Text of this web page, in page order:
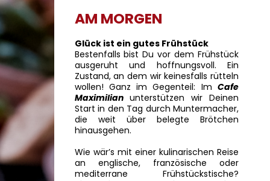
English Menu
Impressum
Datenschutzerklärung
AM MORGEN
Glück ist ein gutes Frühstück
Bestenfalls bist Du vor dem Frühstück
ausgeruht und hoffnungsvoll. Ein
Zustand, an dem wir keinesfalls rütteln
wollen! Ganz im Gegenteil: Im Cafe
Maximilianunterstützen wir Deinen
Start in den Tag durch Muntermacher,
die weit über belegte Brötchen
hinausgehen.
Wie wär’s mit einer kulinarischen Reise
an englische, französische oder
mediterrane Frühstückstische?